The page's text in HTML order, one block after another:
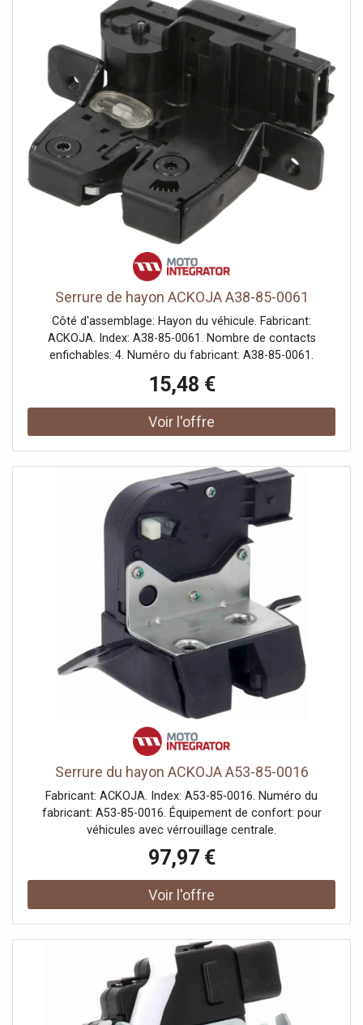
Serrure de hayon ACKOJA A38-85-0061
Côté d'assemblage: Hayon du véhicule. Fabricant:
ACKOJA. Index: A38-85-0061. Nombre de contacts
enfichables: 4. Numéro du fabricant: A38-85-0061.
15,48 €
Serrure du hayon ACKOJA A53-85-0016
Fabricant: ACKOJA. Index: A53-85-0016. Numéro du
fabricant: A53-85-0016. Équipement de confort: pour
véhicules avec vérrouillage centrale.
97,97 €